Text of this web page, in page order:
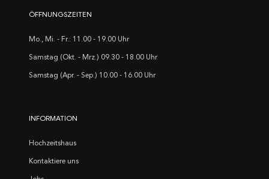
ÖFFNUNGSZEITEN
Mo., Mi. - Fr.: 11.00 - 19.00 Uhr
Samstag (Okt. - Mrz.) 09.30 - 18.00 Uhr
Samstag (Apr. - Sep.) 10.00 - 16.00 Uhr
INFORMATION
Hochzeitshaus
Kontaktiere uns